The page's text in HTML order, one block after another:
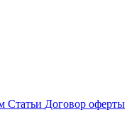
Статьи Договор оферты